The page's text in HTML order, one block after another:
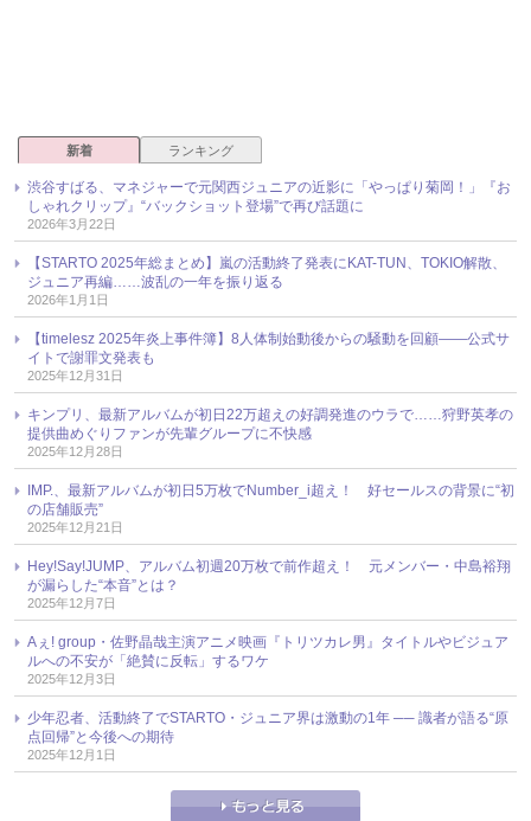
新着 ランキング
渋谷すばる、マネジャーで元関西ジュニアの近影に「やっぱり菊岡！」『お
しゃれクリップ』“バックショット登場”で再び話題に
2026年3月22日
【STARTO 2025年総まとめ】嵐の活動終了発表にKAT-TUN、TOKIO解散、
ジュニア再編……波乱の一年を振り返る
2026年1月1日
【timelesz 2025年炎上事件簿】8人体制始動後からの騒動を回顧――公式サ
イトで謝罪文発表も
2025年12月31日
キンプリ、最新アルバムが初日22万超えの好調発進のウラで……狩野英孝の
提供曲めぐりファンが先輩グループに不快感
2025年12月28日
IMP.、最新アルバムが初日5万枚でNumber_i超え！ 好セールスの背景に“初
の店舗販売”
2025年12月21日
Hey!Say!JUMP、アルバム初週20万枚で前作超え！ 元メンバー・中島裕翔
が漏らした“本音”とは？
2025年12月7日
Aぇ! group・佐野晶哉主演アニメ映画『トリツカレ男』タイトルやビジュア
ルへの不安が「絶賛に反転」するワケ
2025年12月3日
少年忍者、活動終了でSTARTO・ジュニア界は激動の1年 ── 識者が語る“原
点回帰”と今後への期待
2025年12月1日